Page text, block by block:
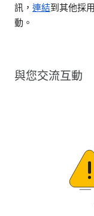
訊， 連結到其他採
動。
與您交流互動